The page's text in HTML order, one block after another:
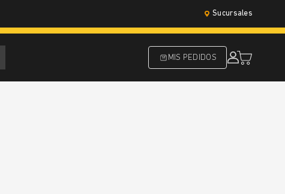
Sucursales
MIS PEDIDOS